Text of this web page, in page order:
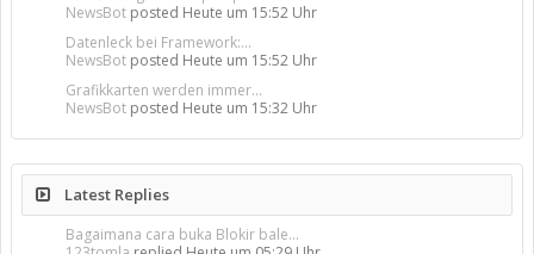
NewsBot posted Heute um 15:52 Uhr
Datenleck bei Framework:...
NewsBot posted Heute um 15:52 Uhr
Grafikkarten werden immer...
NewsBot posted Heute um 15:32 Uhr
Latest Replies
Bagaimana cara buka Blokir bale...